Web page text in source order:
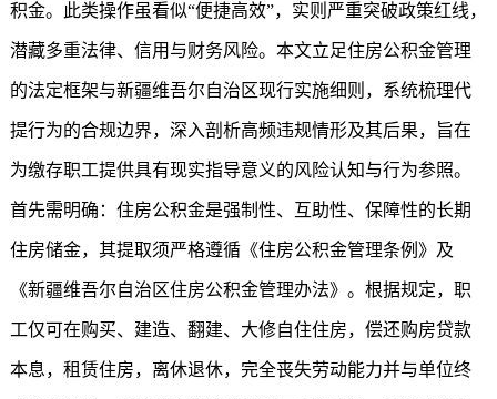
积金。此类操作虽看似“便捷高效”，实则严重突破政策红线，
潜藏多重法律、信用与财务风险。本文立足住房公积金管理
的法定框架与新疆维吾尔自治区现行实施细则，系统梳理代
提行为的合规边界，深入剖析高频违规情形及其后果，旨在
为缴存职工提供具有现实指导意义的风险认知与行为参照。
首先需明确：住房公积金是强制性、互助性、保障性的长期
住房储金，其提取须严格遵循《住房公积金管理条例》及
《新疆维吾尔自治区住房公积金管理办法》。根据规定，职
工仅可在购买、建造、翻建、大修自住住房，偿还购房贷款
本息，租赁住房，离休退休，完全丧失劳动能力并与单位终